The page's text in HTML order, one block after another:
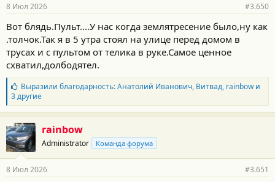
о
т
и
:
8 Июл 2026 #3.650
Вот блядь.Пульт....У нас когда землятресение было,ну как
.толчок.Так я в 5 утра стоял на улице перед домом в
трусах и с пультом от телика в руке.Самое ценное
схватил,долбодятел.
Б
л
а
г
о
д
а
р
о
Выразили благодарность:Анатолий Иванович, Витвад, rainbowи
3 другие
rainbow
Administrator Команда форума
8 Июл 2026 #3.651